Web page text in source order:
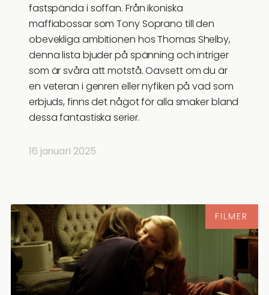
fastspända i soffan. Från ikoniska
maffiabossar som Tony Soprano till den
obevekliga ambitionen hos Thomas Shelby,
denna lista bjuder på spänning och intriger
som är svåra att motstå. Oavsett om du är
en veteran i genren eller nyfiken på vad som
erbjuds, finns det något för alla smaker bland
dessa fantastiska serier.
16 januari 2025
FILMER